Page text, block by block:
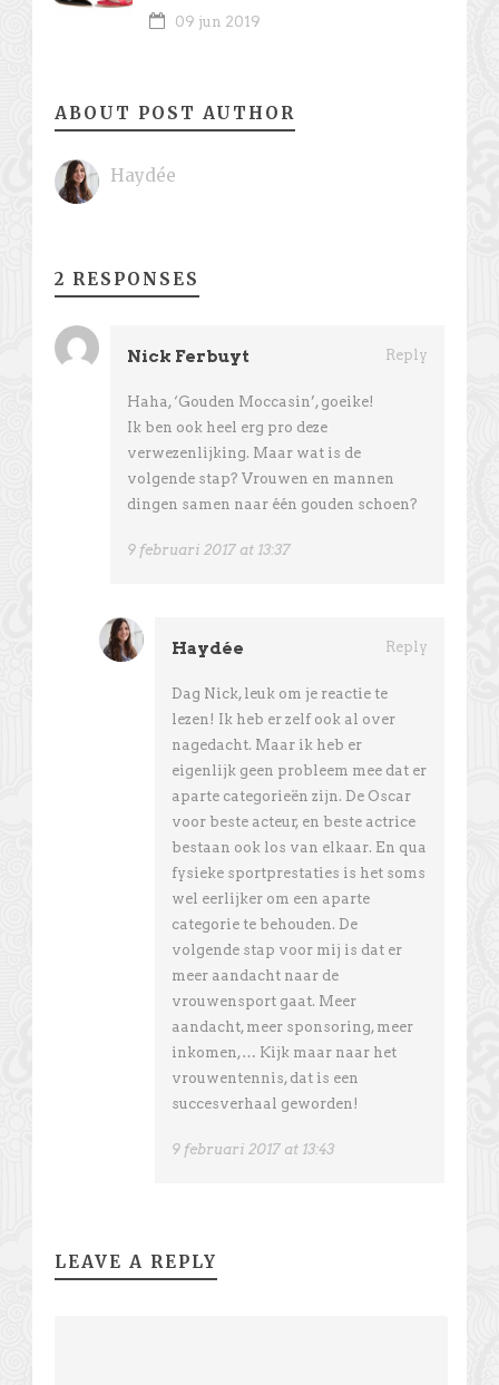
09 jun 2019
ABOUT POST AUTHOR
Haydée
2 RESPONSES
Nick Ferbuyt Reply
Haha, ‘Gouden Moccasin’, goeike!
Ik ben ook heel erg pro deze
verwezenlijking. Maar wat is de
volgende stap? Vrouwen en mannen
dingen samen naar één gouden schoen?
9 februari 2017 at 13:37
Haydée Reply
Dag Nick, leuk om je reactie te
lezen! Ik heb er zelf ook al over
nagedacht. Maar ik heb er
eigenlijk geen probleem mee dat er
aparte categorieën zijn. De Oscar
voor beste acteur, en beste actrice
bestaan ook los van elkaar. En qua
fysieke sportprestaties is het soms
wel eerlijker om een aparte
categorie te behouden. De
volgende stap voor mij is dat er
meer aandacht naar de
vrouwensport gaat. Meer
aandacht, meer sponsoring, meer
inkomen,… Kijk maar naar het
vrouwentennis, dat is een
succesverhaal geworden!
9 februari 2017 at 13:43
LEAVE A REPLY